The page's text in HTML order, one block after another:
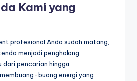
Kami yang
profesional Anda sudah matang,
menjadi penghalang.
dari pencarian hingga
buang energi yang